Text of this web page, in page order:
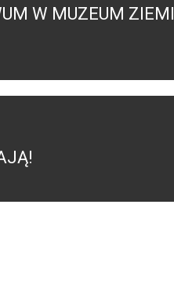
W MUZEUM ZIEMI